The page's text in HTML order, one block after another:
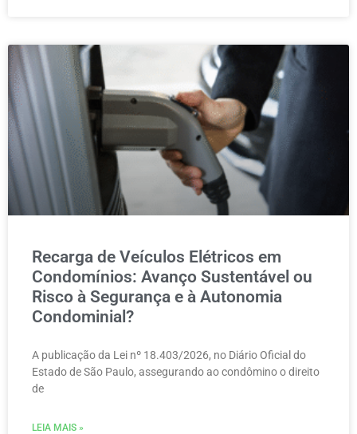
Recarga de Veículos Elétricos em
Condomínios: Avanço Sustentável ou
Risco à Segurança e à Autonomia
Condominial?
A publicação da Lei nº 18.403/2026, no Diário Oficial do
Estado de São Paulo, assegurando ao condômino o direito
de
LEIA MAIS »